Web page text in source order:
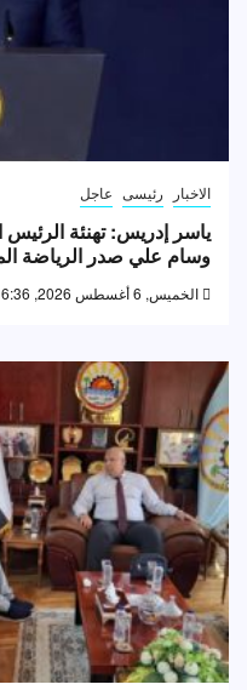
الاخبار رئيسى عاجل
ياسر إدريس: تهنئة
وسام علي صدر الرياضة
الخميس, 6 أغسطس 2026, 6:36 م